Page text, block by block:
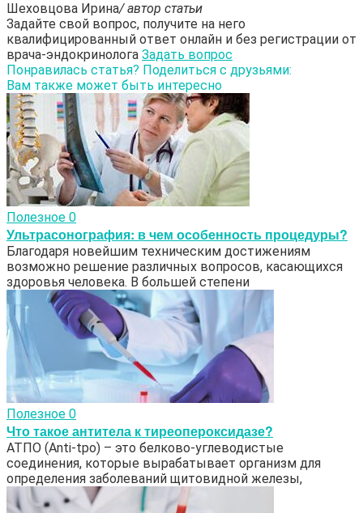
Шеховцова Ирина/ автор статьи
Задайте свой вопрос, получите на него
квалифицированный ответ онлайн и без регистрации от
врача-эндокринолога Задать вопрос
Понравилась статья? Поделиться с друзьями:
Вам также может быть интересно
Полезное 0
Ультрасонография: в чем особенность процедуры?
Благодаря новейшим техническим достижениям
возможно решение различных вопросов, касающихся
здоровья человека. В большей степени
Полезное 0
Что такое антитела к тиреопероксидазе?
АТПО (Аnti-tpo) – это белково-углеводистые
соединения, которые вырабатывает организм для
определения заболеваний щитовидной железы,